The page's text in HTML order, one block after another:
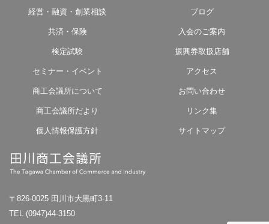
経営・融資・創業相談
共済・保険
検定試験
セミナー・イベント
商工会議所について
商工会議所だより
個人情報保護方針
ブログ
入会のご案内
振興券取扱店舗
アクセス
お問い合わせ
リンク集
サイトマップ
〒826-0025 田川市大黒町3-11
TEL (0947)44-3150